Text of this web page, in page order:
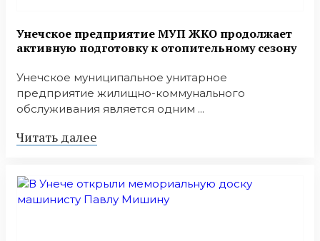
Унечское предприятие МУП ЖКО продолжает
активную подготовку к отопительному сезону
Унечское муниципальное унитарное
предприятие жилищно-коммунального
обслуживания является одним ...
Читать далее